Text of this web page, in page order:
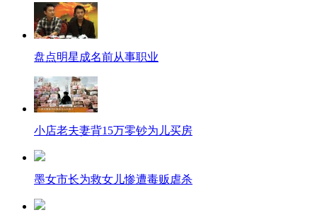
盘点明星成名前从事职业
小店老夫妻背15万零钞为儿买房
墨女市长为救女儿惨遭毒贩虐杀